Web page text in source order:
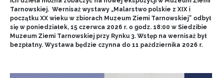
Tarnowskiej. Wernisaż wystawy „Malarstwo polskie z XIX i
początku XX wieku w zbiorach Muzeum Ziemi Tarnowskiej” odbył
się w poniedziałek, 15 czerwca 2026 r. o godz. 18:00 w Siedzibie
Muzeum Ziemi Tarnowskiej przy Rynku 3. Wstęp na wernisaż był
bezpłatny. Wystawa będzie czynna do 11 października 2026 r.